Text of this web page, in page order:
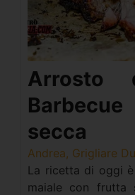
Arrosto
secca
Andrea, Grigliare
La ricetta di oggi
maiale con frutta